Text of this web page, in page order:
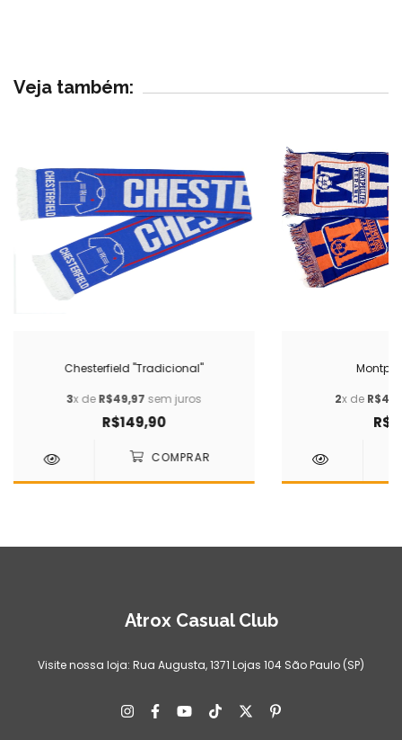
Veja também:
Chesterfield "Tradicional"
3x deR$49,97 sem juros
R$149,90
2x de
Atrox Casual Club
Visite nossa loja: Rua Augusta, 1371 Lojas 104 São Paulo (SP)